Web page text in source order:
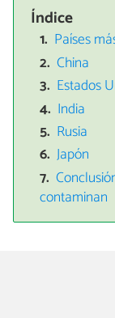
Índice
Países
China
Estados
India
Rusia
Japón
contaminan